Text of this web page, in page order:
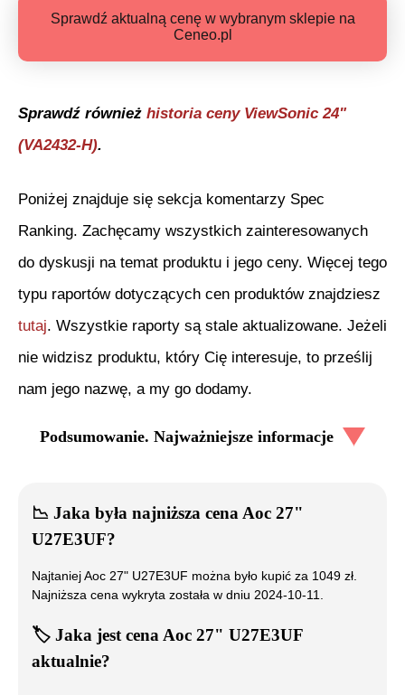
Sprawdź aktualną cenę w wybranym sklepie na
Ceneo.pl
Sprawdź również historia ceny ViewSonic 24"
(VA2432-H).
Poniżej znajduje się sekcja komentarzy Spec
Ranking. Zachęcamy wszystkich zainteresowanych
do dyskusji na temat produktu i jego ceny. Więcej tego
typu raportów dotyczących cen produktów znajdziesz
tutaj. Wszystkie raporty są stale aktualizowane. Jeżeli
nie widzisz produktu, który Cię interesuje, to prześlij
nam jego nazwę, a my go dodamy.
Podsumowanie. Najważniejsze informacje
📉 Jaka była najniższa cenaAoc 27"
U27E3UF?
NajtaniejAoc 27" U27E3UF można było kupić za 1049 zł.
Najniższa cena wykryta została w dniu 2024-10-11
🏷️ Jaka jest cena Aoc 27" U27E3UF
aktualnie?